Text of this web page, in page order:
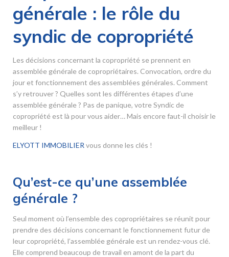
générale : le rôle du
syndic de copropriété
Les décisions concernant la copropriété se prennent en
assemblée générale de copropriétaires. Convocation, ordre du
jour et fonctionnement des assemblées générales. Comment
s’y retrouver ? Quelles sont les différentes étapes d’une
assemblée générale ? Pas de panique, votre Syndic de
copropriété est là pour vous aider… Mais encore faut-il choisir le
meilleur !
ELYOTT IMMOBILIER vous donne les clés !
Qu’est-ce qu’une assemblée
générale ?
Seul moment où l’ensemble des copropriétaires se réunit pour
prendre des décisions concernant le fonctionnement futur de
leur copropriété, l’assemblée générale est un rendez-vous clé.
Elle comprend beaucoup de travail en amont de la part du